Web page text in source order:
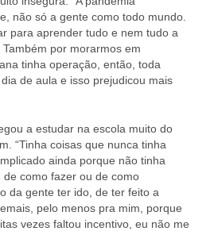
não só a gente como todo mundo.
para aprender tudo e nem tudo a
por morarmos em
tinha operação, então, toda
de aula e isso prejudicou mais
a estudar na escola muito do
“Tinha coisas que nunca tinha
ainda porque não tinha
como fazer ou de como
da gente ter ido, de ter feito a
pelo menos pra mim, porque
vezes faltou incentivo, eu não me